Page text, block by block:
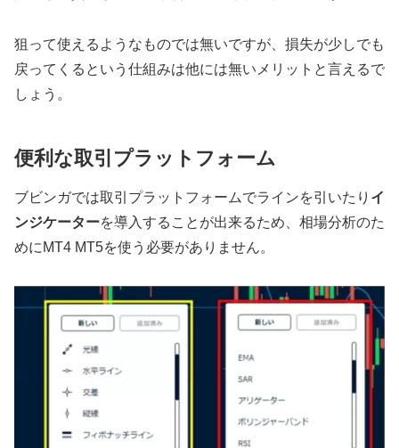
狙って使えるようなものでは無いですが、損失が少しでも
戻ってくるという仕組みは他には無いメリットと言えるで
しょう。
便利な取引プラットフォーム
ブビンガでは取引プラットフォームでラインを引いたり イ
ンジケーターを導入することが出来るため、相場分析のた
めにMT4 MT5を使う必要がありません。